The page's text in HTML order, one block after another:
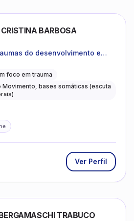
BARBOSA
do desenvolvimento e
foco em trauma
bases somáticas (escuta
Ver Perfil
TRABUCO